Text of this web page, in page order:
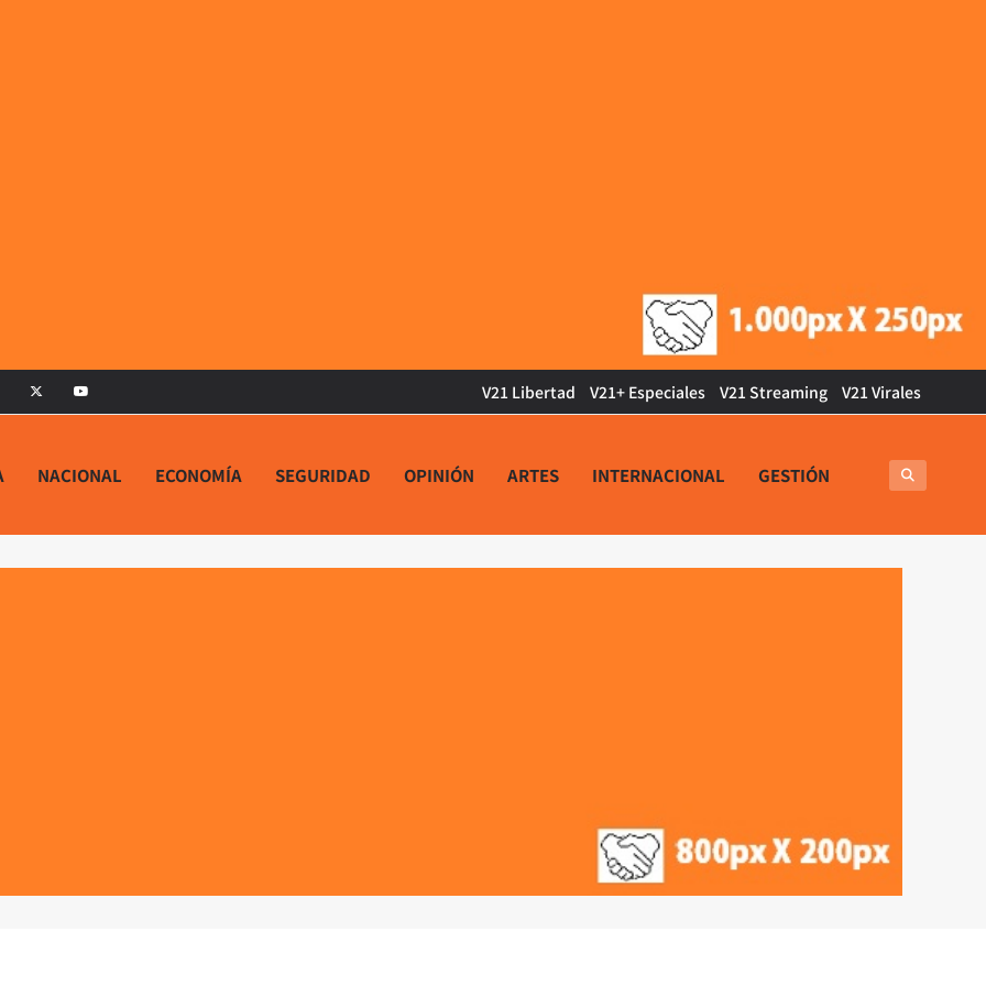
V21 Libertad V21+ Especiales V21 Streaming V21 Virales
NACIONAL ECONOMÍA SEGURIDAD OPINIÓN ARTES INTERNACIONAL GESTIÓN